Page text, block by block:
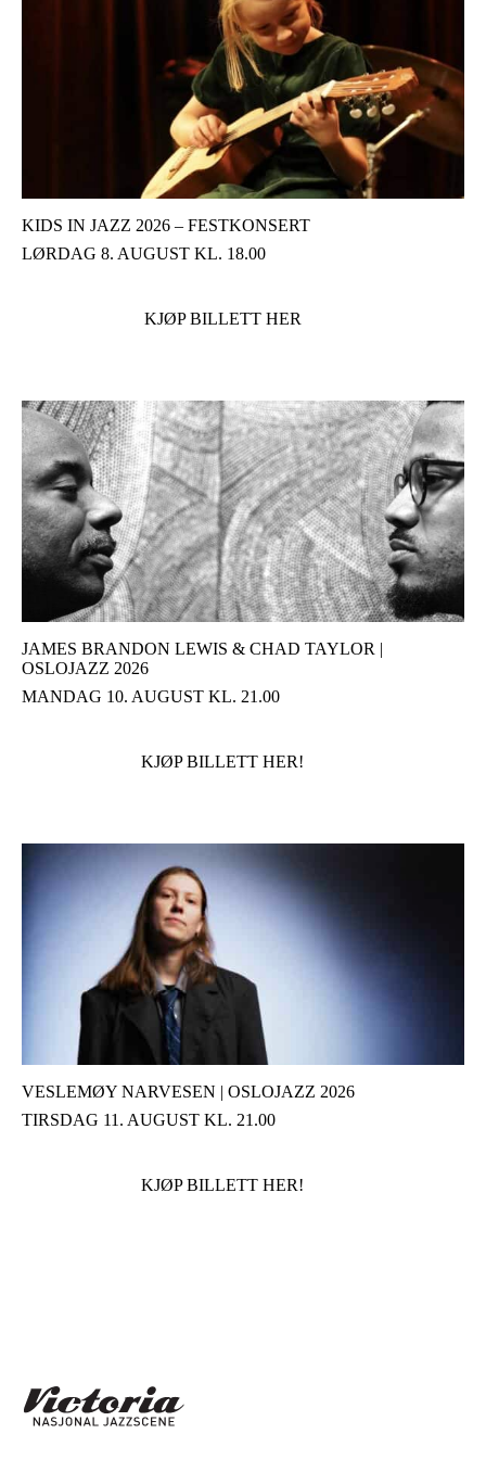
KIDS IN JAZZ 2026 – FESTKONSERT
LØRDAG 8. AUGUST KL. 18.00
KJØP BILLETT HER
JAMES BRANDON LEWIS & CHAD TAYLOR |
OSLOJAZZ 2026
MANDAG 10. AUGUST KL. 21.00
KJØP BILLETT HER!
VESLEMØY NARVESEN | OSLOJAZZ 2026
TIRSDAG 11. AUGUST KL. 21.00
KJØP BILLETT HER!